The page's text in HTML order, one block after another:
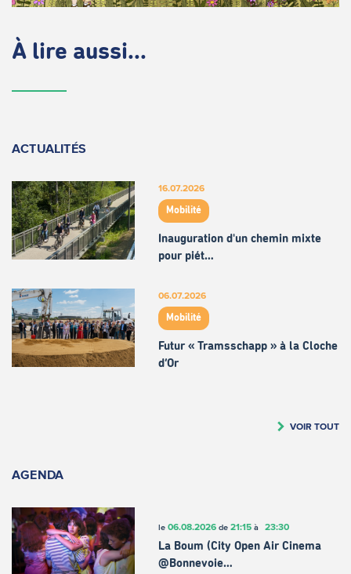
À lire aussi...
ACTUALITÉS
16.07.2026
Mobilité
Inauguration d'un chemin mixte
pour piét…
06.07.2026
Mobilité
Futur « Tramsschapp » à la Cloche
d’Or
VOIR TOUT
AGENDA
le 06.08.2026de 21:15à 23:30
La Boum (City Open Air Cinema
@Bonnevoie…